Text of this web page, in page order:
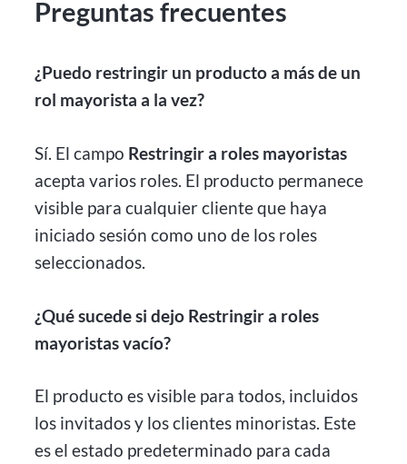
Preguntas frecuentes
¿Puedo restringir un producto a más de un
rol mayorista a la vez?
Sí. El campo Restringir a roles mayoristas
acepta varios roles. El producto permanece
visible para cualquier cliente que haya
iniciado sesión como uno de los roles
seleccionados.
¿Qué sucede si dejo Restringir a roles
mayoristas vacío?
El producto es visible para todos, incluidos
los invitados y los clientes minoristas. Este
es el estado predeterminado para cada